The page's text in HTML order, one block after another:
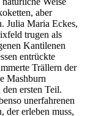
aber
Julia Maria Eckes,
trugen als
Kantilenen
entrückte
Trällern der
Mashburn
ersten Teil.
unerfahrenen
der erleben muss,